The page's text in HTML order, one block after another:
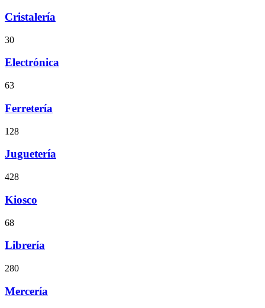
Cristalería
30
Electrónica
63
Ferretería
128
Juguetería
428
Kiosco
68
Librería
280
Mercería